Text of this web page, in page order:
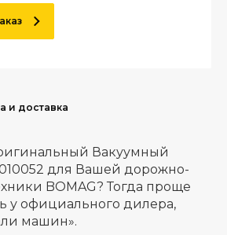
и доставка
Вакуумный
для Вашей дорожно-
BOMAG? Тогда проще
у официального дилера,
машин».